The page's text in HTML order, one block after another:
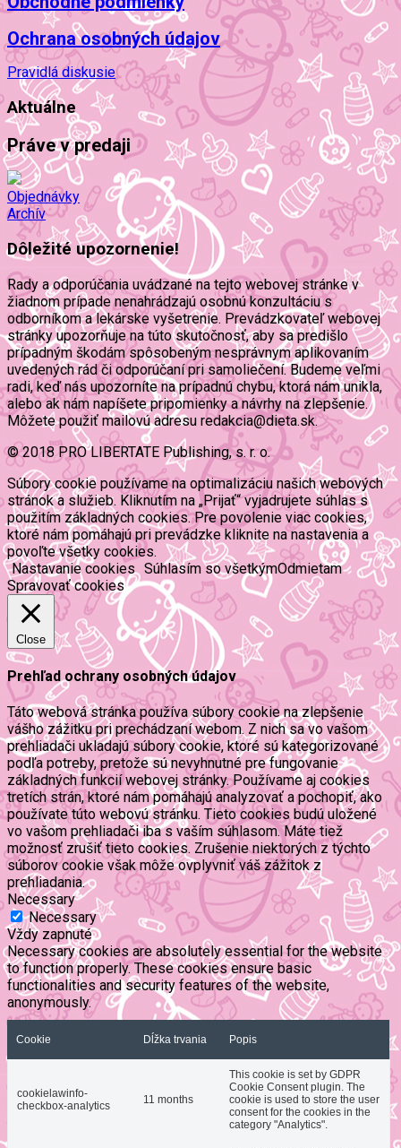
Ochrana osobných údajov
Pravidlá diskusie
Aktuálne
Práve v predaji
Objednávky
Archív
Dôležité upozornenie!
Rady a odporúčania uvádzané na tejto webovej stránke v
žiadnom prípade nenahrádzajú osobnú konzultáciu s
odborníkom a lekárske vyšetrenie. Prevádzkovateľ webovej
stránky upozorňuje na túto skutočnosť, aby sa predišlo
prípadným škodám spôsobeným nesprávnym aplikovaním
uvedených rád či odporúčaní pri samoliečení. Budeme veľmi
radi, keď nás upozorníte na prípadnú chybu, ktorá nám unikla,
alebo ak nám napíšete pripomienky a návrhy na zlepšenie.
Môžete použiť mailovú adresu redakcia@dieta.sk.
© 2018 PRO LIBERTATE Publishing, s. r. o.
Súbory cookie používame na optimalizáciu našich webových
stránok a služieb. Kliknutím na „Prijať“ vyjadrujete súhlas s
použitím základných cookies. Pre povolenie viac cookies,
ktoré nám pomáhajú pri prevádzke kliknite na nastavenia a
povoľte všetky cookies.
Nastavanie cookies Súhlasím so všetkýmOdmietam
Spravovať cookies
Close
Prehľad ochrany osobných údajov
Táto webová stránka používa súbory cookie na zlepšenie
vášho zážitku pri prechádzaní webom. Z nich sa vo vašom
prehliadači ukladajú súbory cookie, ktoré sú kategorizované
podľa potreby, pretože sú nevyhnutné pre fungovanie
základných funkcií webovej stránky. Používame aj cookies
tretích strán, ktoré nám pomáhajú analyzovať a pochopiť, ako
používate túto webovú stránku. Tieto cookies budú uložené
vo vašom prehliadači iba s vaším súhlasom. Máte tiež
možnosť zrušiť tieto cookies. Zrušenie niektorých z týchto
súborov cookie však môže ovplyvniť váš zážitok z
prehliadania.
Necessary
Necessary
Vždy zapnuté
Necessary cookies are absolutely essential for the website
to function properly. These cookies ensure basic
functionalities and security features of the website,
anonymously.
Cookie Dĺžka trvania Popis
cookielawinfo-
checkbox-analytics
11 months
This cookie is set by GDPR
Cookie Consent plugin. The
cookie is used to store the user
consent for the cookies in the
category "Analytics".